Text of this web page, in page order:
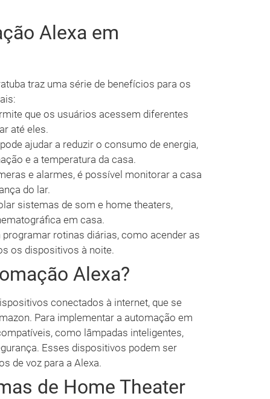
Alexa em
traz uma série de benefícios para os
que os usuários acessem diferentes
até eles.
ajudar a reduzir o consumo de energia,
e a temperatura da casa.
e alarmes, é possível monitorar a casa
do lar.
sistemas de som e home theaters,
em casa.
rotinas diárias, como acender as
os dispositivos à noite.
Alexa?
conectados à internet, que se
Para implementar a automação em
como lâmpadas inteligentes,
Esses dispositivos podem ser
de voz para a Alexa.
de Home Theater